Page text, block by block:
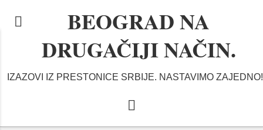
BEOGRAD NA
DRUGAČIJI NAČIN.
IZAZOVI IZ PRESTONICE SRBIJE. NASTAVIMO ZAJEDNO!